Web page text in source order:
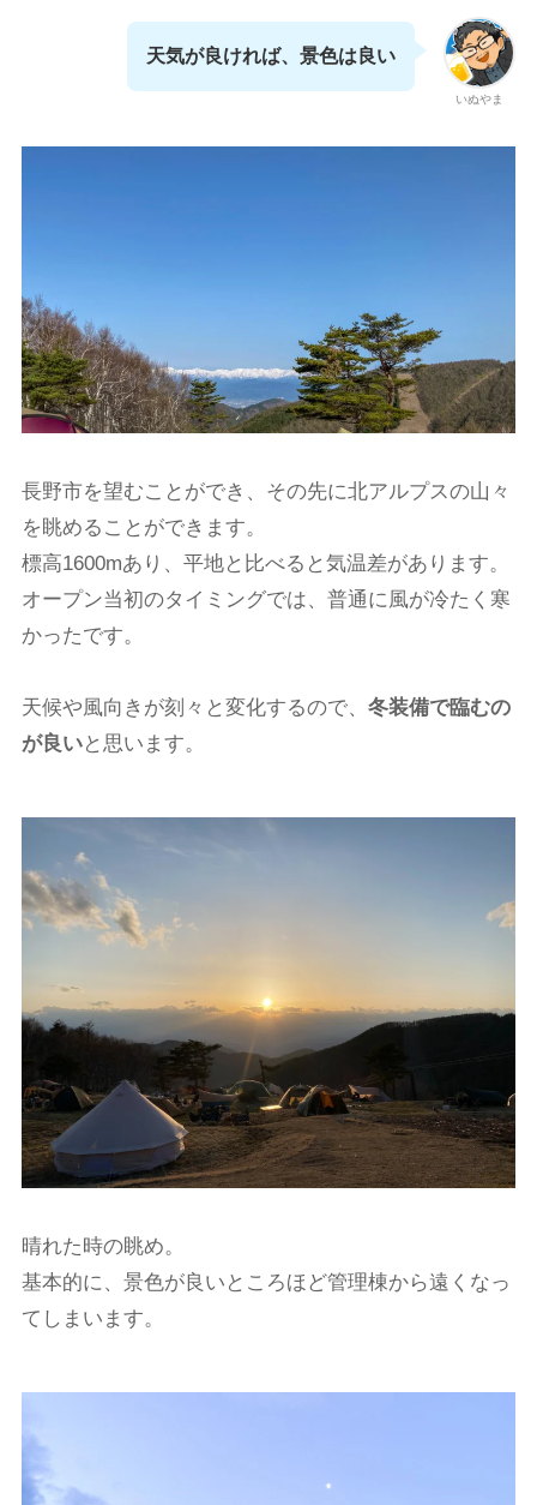
いぬやま
天気が良ければ、景色は良い
長野市を望むことができ、その先に北アルプスの山々
を眺めることができます。
標高1600mあり、平地と比べると気温差があります。
オープン当初のタイミングでは、普通に風が冷たく寒
かったです。
天候や風向きが刻々と変化するので、 冬装備で臨むの
が良いと思います。
晴れた時の眺め。
基本的に、景色が良いところほど管理棟から遠くなっ
てしまいます。